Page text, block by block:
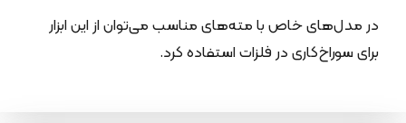
در مدل‌های خاص با مته‌های مناسب می‌توان از این ابزار
برای سوراخ‌کاری در فلزات استفاده کرد.